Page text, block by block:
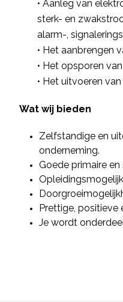
• Aanleg van
sterk- en
alarm-,
• Het aanbrengen
• Het opsporen
• Het uitvoeren
Wat wij bieden
Zelfstandige en
onderneming.
Goede primaire
Prettige, positieve
Je wordt